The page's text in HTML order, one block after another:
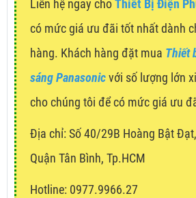
Liên hệ ngay choThiết Bị Điện
có mức giá ưu đãi tốt nhất dành
hàng. Khách hàng đặt mua Thiết
sáng Panasonicvới số lượng lớn
cho chúng tôi để có mức giá ưu
Địa chỉ: Số 40/29B Hoàng Bật
Quận Tân Bình, Tp.HCM
Hotline: 0977.9966.27